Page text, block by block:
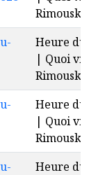
Rimouski
Heure du
| Quoi
Rimouski
Heure du
| Quoi
Rimouski
Heure du